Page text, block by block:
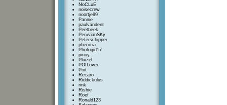
NoCLuE
noisecrew
noortje99
Pannie
paulvandent
Peetbeek
PeruvianSKy
Peterschipper
phenicia
Photogirl17
pinoy
Pluizel
POILover
Poit
Recaro
Riddickulus
rink
Rishie
Roef
Ronald123